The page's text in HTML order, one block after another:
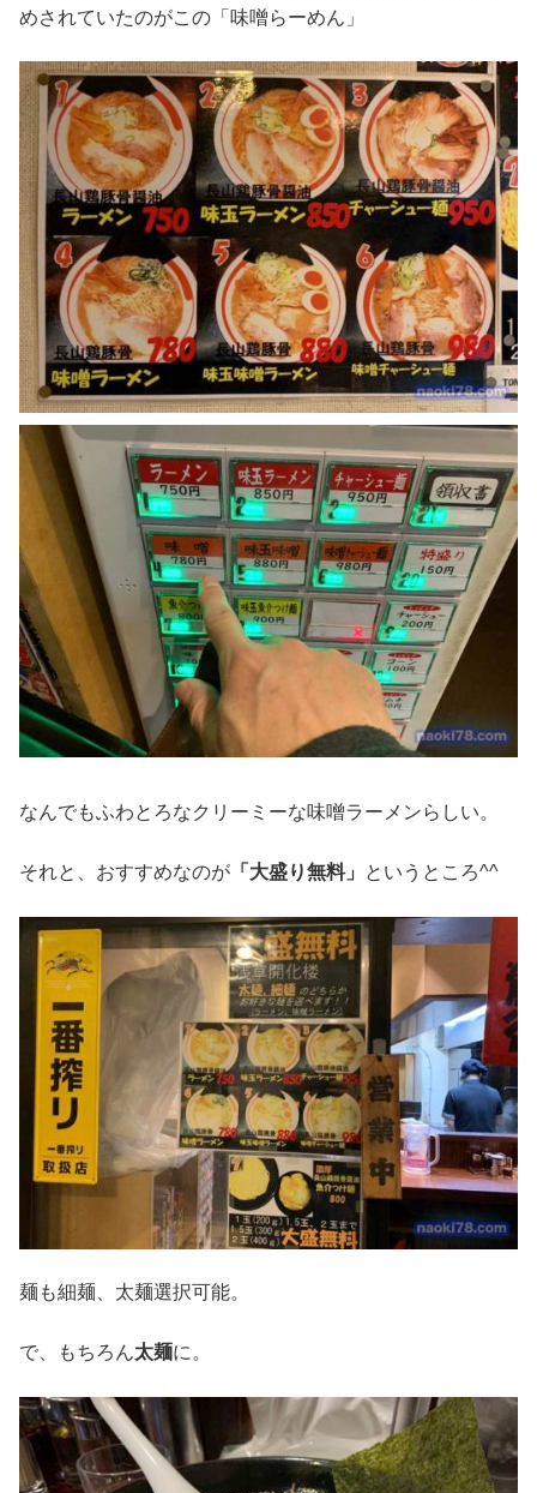
めされていたのがこの「味噌らーめん」
なんでもふわとろなクリーミーな味噌ラーメンらしい。
それと、おすすめなのが 「大盛り無料」 というところ^^
麺も細麺、太麺選択可能。
で、もちろん太麺に。